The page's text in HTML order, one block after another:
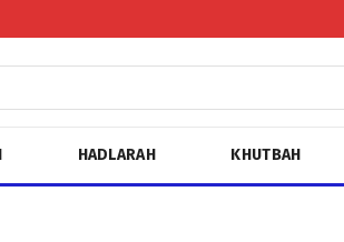
HADLARAH KHUTBAH